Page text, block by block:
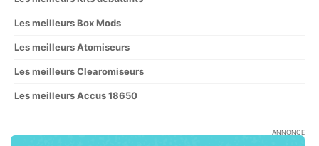
Les meilleurs Box Mods
Les meilleurs Atomiseurs
Les meilleurs Clearomiseurs
Les meilleurs Accus 18650
ANNONCE